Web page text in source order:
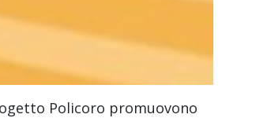
Policoro promuovono